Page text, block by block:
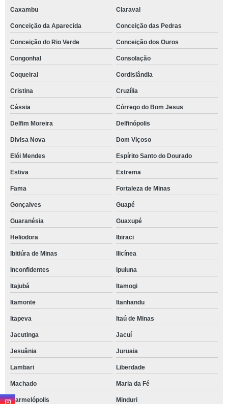
Caxambu Claraval
Conceição da Aparecida Conceição das Pedras
Conceição do Rio Verde Conceição dos Ouros
Congonhal Consolação
Coqueiral Cordislândia
Cristina Cruzília
Cássia Córrego do Bom Jesus
Delfim Moreira Delfinópolis
Divisa Nova Dom Viçoso
Elói Mendes Espírito Santo do Dourado
Estiva Extrema
Fama Fortaleza de Minas
Gonçalves Guapé
Guaranésia Guaxupé
Heliodora Ibiraci
Ibitiúra de Minas Ilicínea
Inconfidentes Ipuiuna
Itajubá Itamogi
Itamonte Itanhandu
Itapeva Itaú de Minas
Jacutinga Jacuí
Jesuânia Juruaia
Lambari Liberdade
Machado Maria da Fé
Marmelópolis Minduri